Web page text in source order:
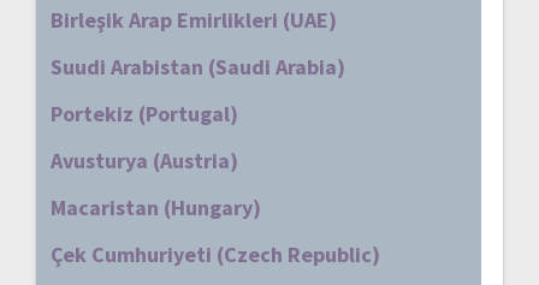
Birleşik Arap Emirlikleri (UAE)
Suudi Arabistan (Saudi Arabia)
Portekiz (Portugal)
Avusturya (Austria)
Macaristan (Hungary)
Çek Cumhuriyeti (Czech Republic)